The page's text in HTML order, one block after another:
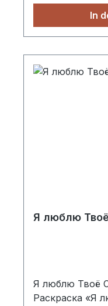
In
Я люблю
Я люблю Твоё
Раскраска «Я